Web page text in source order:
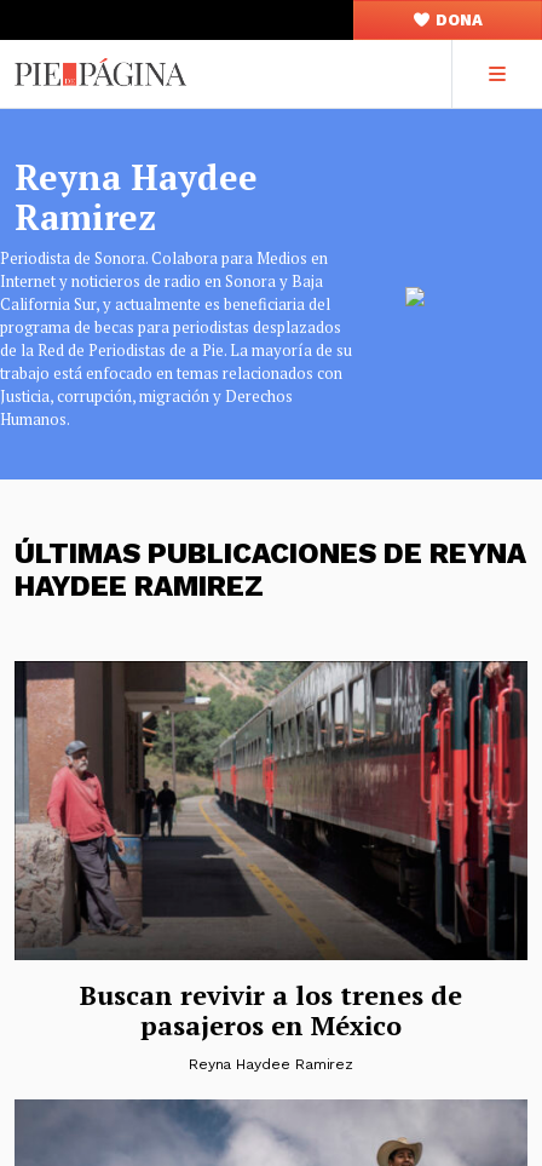
DONA
Reyna Haydee
Ramirez
Periodista de Sonora. Colabora para Medios en
Internet y noticieros de radio en Sonora y Baja
California Sur, y actualmente es beneficiaria del
programa de becas para periodistas desplazados
de la Red de Periodistas de a Pie. La mayoría de su
trabajo está enfocado en temas relacionados con
Justicia, corrupción, migración y Derechos
Humanos.
ÚLTIMAS PUBLICACIONES DE REYNA
HAYDEE RAMIREZ
Buscan revivir a los trenes de
pasajeros en México
Reyna Haydee Ramirez